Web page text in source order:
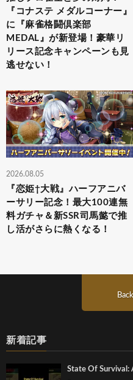
『コナステ メダルコーナー』
に『麻雀格闘倶楽部
MEDAL』が新登場！豪華リ
リース記念キャンペーンも見
逃せない！
2026.08.05
『恋姫†大戦』ハーフアニバ
ーサリー記念！最大100連無
料ガチャ＆新SSR司馬懿で推
し活がさらに熱くなる！
新着記事
State Of Survival: